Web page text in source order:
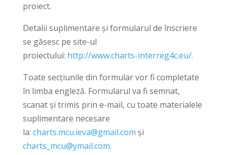
proiect.
Detalii suplimentare și formularul de înscriere
se găsesc pe site-ul
proiectului: http://www.charts-interreg4c.eu/.
Toate secțiunile din formular vor fi completate
în limba engleză. Formularul va fi semnat,
scanat și trimis prin e-mail, cu toate materialele
suplimentare necesare
la: charts.mcu.ieva@gmail.com și
charts_mcu@ymail.com.